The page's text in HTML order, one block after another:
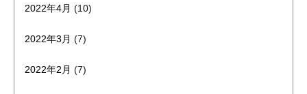
2022年4月 (10)
2022年3月 (7)
2022年2月 (7)